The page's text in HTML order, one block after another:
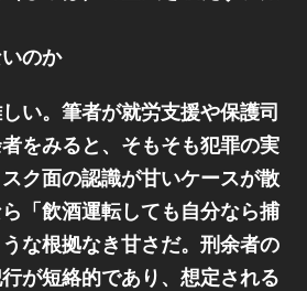
のか
い。筆者が就労支援や保護司
をみると、そもそも犯罪の実
ク面の認識が甘いケースが散
「飲酒運転しても自分なら捕
な根拠なき甘さだ。刑余者の
が短絡的であり、想定される